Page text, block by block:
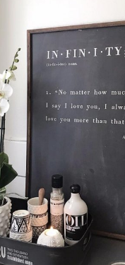
att just Du tittar in hos Jb
vardagar mellan 10.00 -
OCKSÅ ÄR
I LAGER